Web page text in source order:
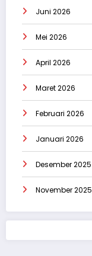
Juni 2026
Mei 2026
April 2026
Maret 2026
Februari 2026
Januari 2026
Desember 2025
November 2025